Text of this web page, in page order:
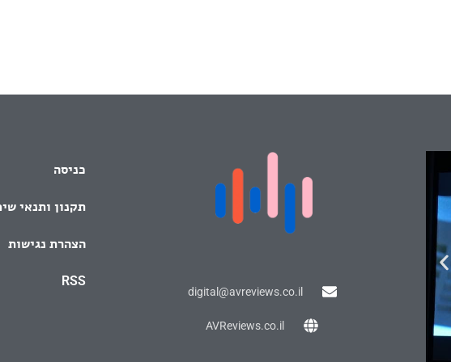
digital@avreviews.co.il
AVReviews.co.il
כניסה
תקנון ותנאי
הצהרת נגישות
RSS